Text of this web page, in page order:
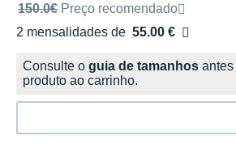
Preço de venda recomendado pela
150.0€ Preço recomendado
2 mensalidades de 55.00 €
sem custos
Consulte o guia de tamanhos
produto ao carrinho.